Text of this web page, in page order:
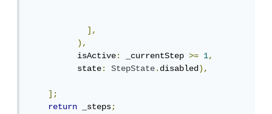
],
),
          isActive
: _currentStep >= 1,
          state
: StepState.disabled),
];
return
_steps;